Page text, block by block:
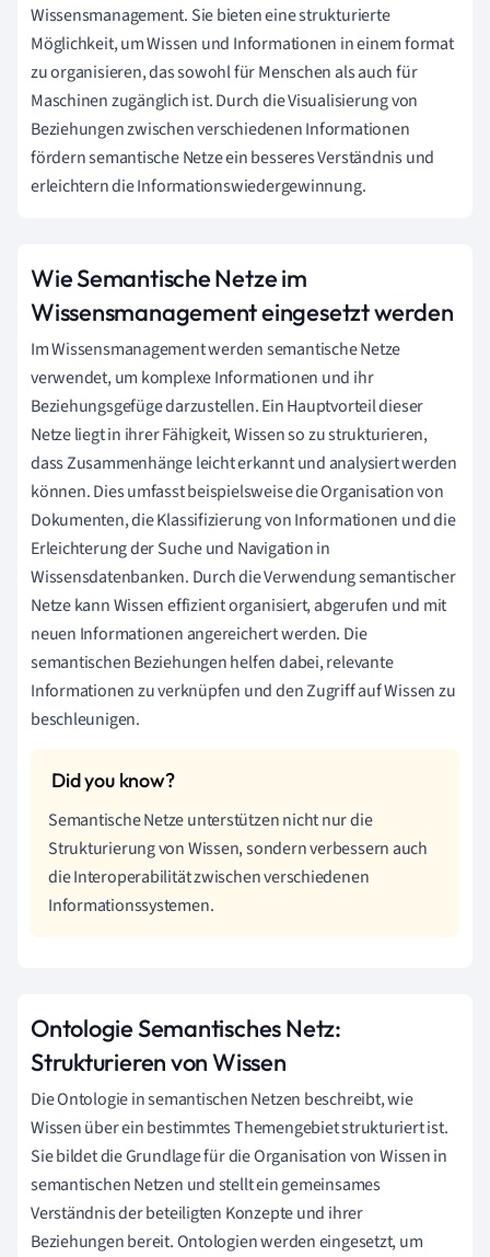
Wissensmanagement. Sie bieten eine strukturierte
Möglichkeit, um Wissen und Informationen in einem format
zu organisieren, das sowohl für Menschen als auch für
Maschinen zugänglich ist. Durch die Visualisierung von
Beziehungen zwischen verschiedenen Informationen
fördern semantische Netze ein besseres Verständnis und
erleichtern die Informationswiedergewinnung.
Wie Semantische Netze im
Wissensmanagement eingesetzt werden
Im Wissensmanagement werden semantische Netze
verwendet, um komplexe Informationen und ihr
Beziehungsgefüge darzustellen. Ein Hauptvorteil dieser
Netze liegt in ihrer Fähigkeit, Wissen so zu strukturieren,
dass Zusammenhänge leicht erkannt und analysiert werden
können. Dies umfasst beispielsweise die Organisation von
Dokumenten, die Klassifizierung von Informationen und die
Erleichterung der Suche und Navigation in
Wissensdatenbanken. Durch die Verwendung semantischer
Netze kann Wissen effizient organisiert, abgerufen und mit
neuen Informationen angereichert werden. Die
semantischen Beziehungen helfen dabei, relevante
Informationen zu verknüpfen und den Zugriff auf Wissen zu
beschleunigen.
Semantische Netze unterstützen nicht nur die
Strukturierung von Wissen, sondern verbessern auch
die Interoperabilität zwischen verschiedenen
Informationssystemen.
Ontologie Semantisches Netz:
Strukturieren von Wissen
Die Ontologie in semantischen Netzen beschreibt, wie
Wissen über ein bestimmtes Themengebiet strukturiert ist.
Sie bildet die Grundlage für die Organisation von Wissen in
semantischen Netzen und stellt ein gemeinsames
Verständnis der beteiligten Konzepte und ihrer
Beziehungen bereit. Ontologien werden eingesetzt, um